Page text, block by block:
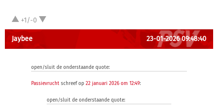
+1/-0
Jaybee 23-01-2026 09:48:40
open/sluit de onderstaande quote:
Passievrucht schreef op 22 januari 2026 om 12:49:
open/sluit de onderstaande quote: